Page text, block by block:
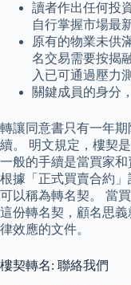
讀者作出任何投
自行掌握市場最
原有的物業未供
名交易需要按揭
入已可通過壓力
關鍵成員的身分
轉讓同意書只有一年
續。 明文規定，樓契
一般的手續是當買家
根據「正式買賣合約
可以稱為轉名契。 當
這份轉名契，顧名思
律效應的文件。
樓契轉名: 聯絡我們